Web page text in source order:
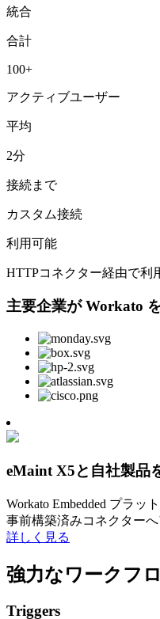
統合
合計
100+
アクティブユーザー
平均
2分
接続まで
カスタム接続
利用可能
HTTPコネクター経由で利
主要企業が Workato
eMaint X5と自社製品
Workato Embedded プラッ
事前構築済みコネクターへ
詳しく見る
強力なワークフ
Triggers